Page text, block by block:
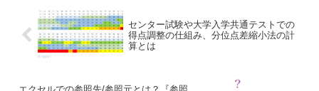
センター試験や大学入学共通テストでの
得点調整の仕組み、分位点差縮小法の計
算とは